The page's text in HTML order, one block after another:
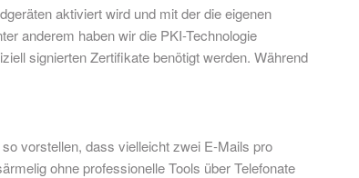
aktiviert wird und mit der die eigenen
anderem haben wir die PKI-Technologie
signierten Zertifikate benötigt werden. Während
vorstellen, dass vielleicht zwei E-Mails pro
ohne professionelle Tools über Telefonate